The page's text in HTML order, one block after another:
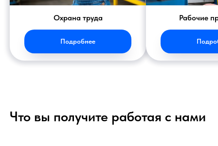
Охрана труда
Подробнее
Рабочие
Что вы получите работая с нами